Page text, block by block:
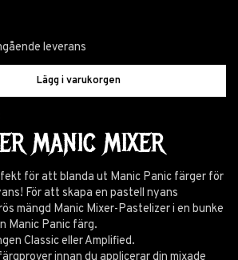
leverans
Lägg i varukorgen
MANIC MIXER
för att blanda ut Manic Panic färger för
För att skapa en pastell nyans
mängd Manic Mixer-Pastelizer i en bunke
Manic Panic färg.
Classic eller Amplified.